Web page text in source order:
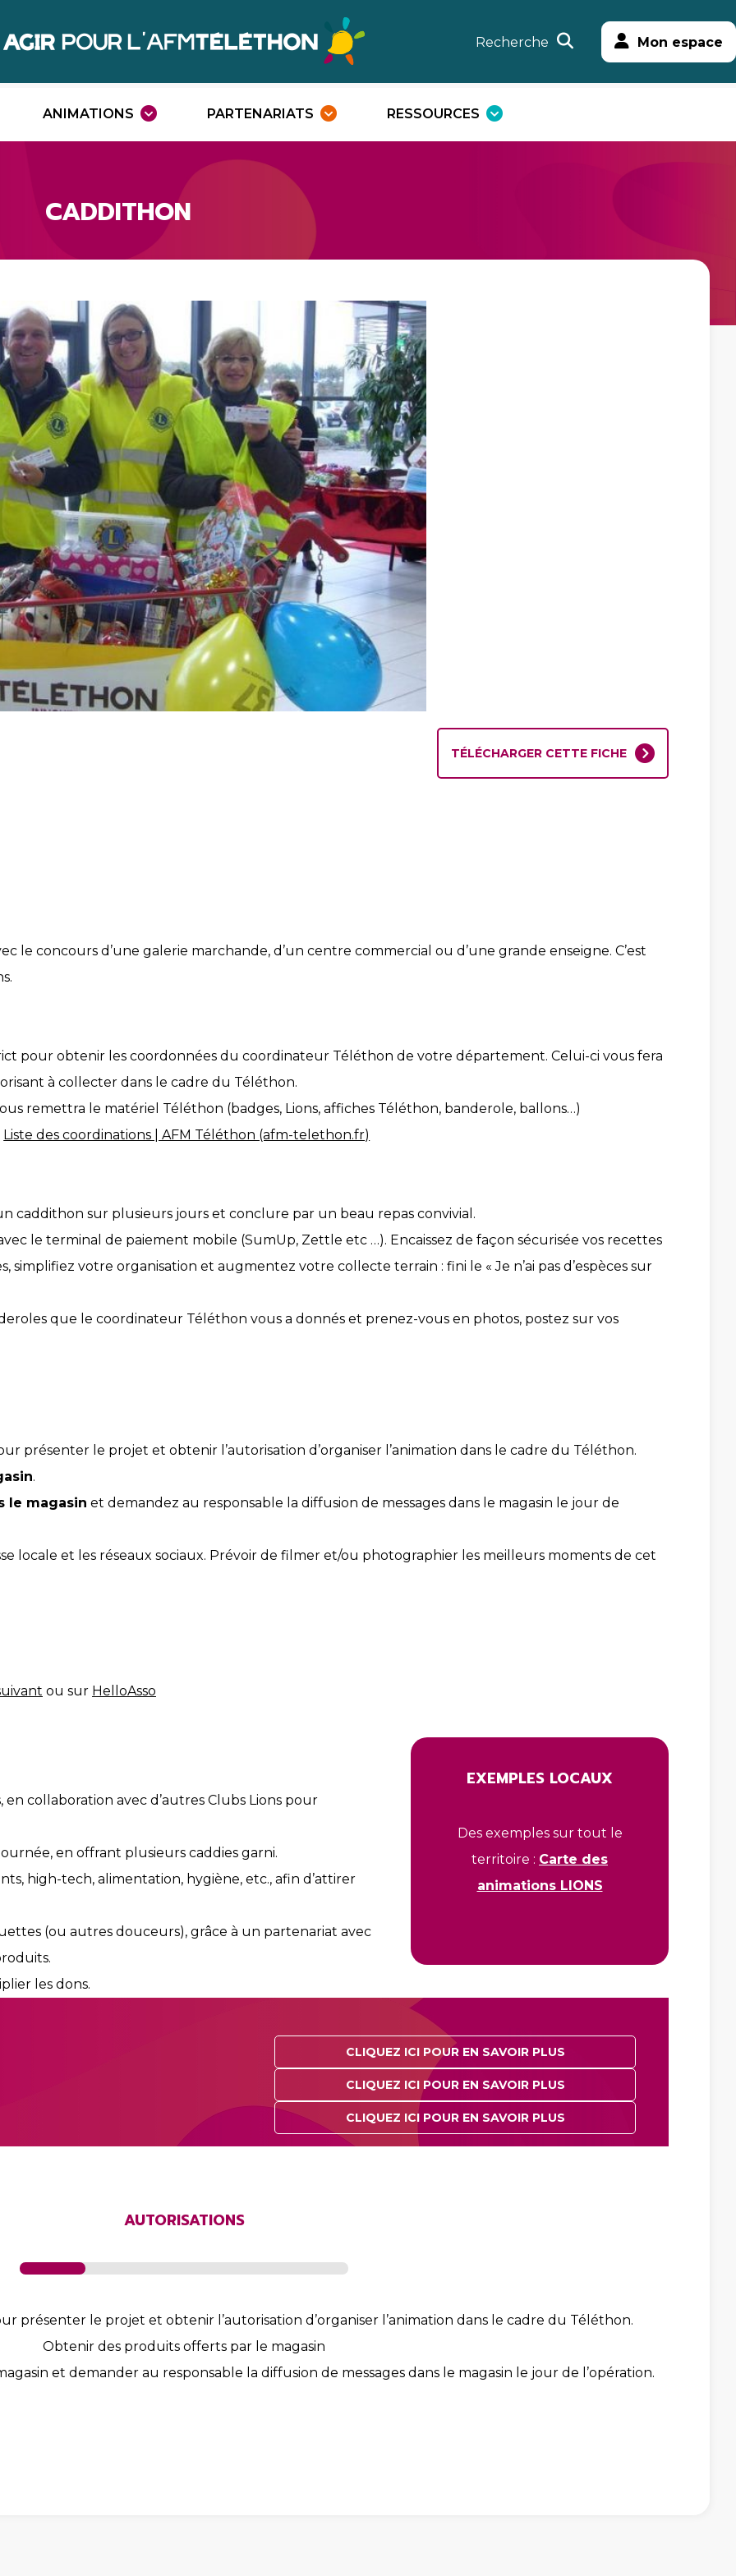
Agir
Téléthon
Recherche Mon espace
ANIMATIONS
Ouvrir
le
PARTENARIATS
Ouvrir
le
RESSOURCES
le
CADDITHON
TÉLÉCHARGER CETTE FICHE
le concours d’une galerie marchande, d’un centre commercial ou d’une grande enseigne. C’est
pour obtenir les coordonnées du coordinateur Téléthon de votre département. Celui-ci vous fera
à collecter dans le cadre du Téléthon.
remettra le matériel Téléthon (badges, Lions, affiches Téléthon, banderole, ballons…)
Liste des coordinations | AFM Téléthon (afm-telethon.fr)
caddithon sur plusieurs jours et conclure par un beau repas convivial.
le terminal de paiement mobile (SumUp, Zettle etc …). Encaissez de façon sécurisée vos recettes
simplifiez votre organisation et augmentez votre collecte terrain : fini le « Je n’ai pas d’espèces sur
que le coordinateur Téléthon vous a donnés et prenez-vous en photos, postez sur vos
présenter le projet et obtenir l’autorisation d’organiser l’animation dans le cadre du Téléthon.
.
le magasin et demandez au responsable la diffusion de messages dans le magasin le jour de
locale et les réseaux sociaux. Prévoir de filmer et/ou photographier les meilleurs moments de cet
ou sur HelloAsso
collaboration avec d’autres Clubs Lions pour
en offrant plusieurs caddies garni.
high-tech, alimentation, hygiène, etc., afin d’attirer
(ou autres douceurs), grâce à un partenariat avec
les dons.
EXEMPLES LOCAUX
Des exemples sur tout le
territoire : Carte des
animations LIONS
CLIQUEZ ICI POUR EN SAVOIR PLUS
CLIQUEZ ICI POUR EN SAVOIR PLUS
CLIQUEZ ICI POUR EN SAVOIR PLUS
AUTORISATIONS
présenter le projet et obtenir l’autorisation d’organiser l’animation dans le cadre du Téléthon.
Obtenir des produits offerts par le magasin
et demander au responsable la diffusion de messages dans le magasin le jour de l’opération.